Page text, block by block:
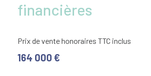
financières
Prix de vente honoraires TTC inclus
164 000 €